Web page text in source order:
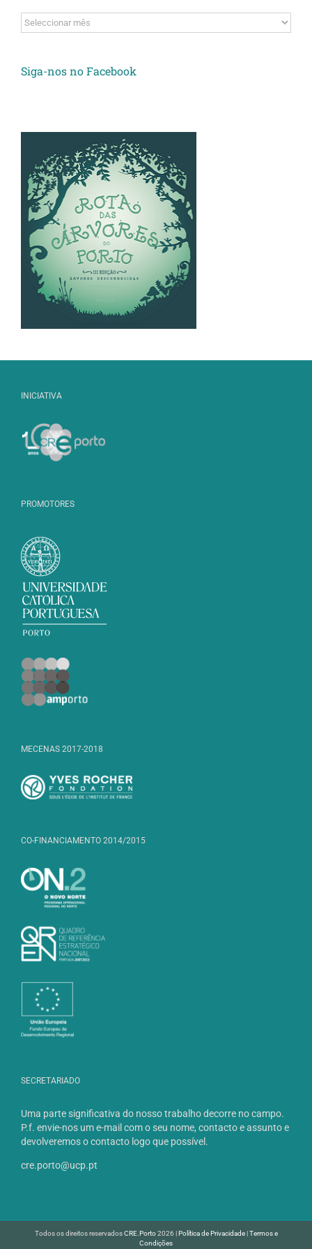
Arquivos
Siga-nos no Facebook
INICIATIVA
PROMOTORES
MECENAS 2017-2018
CO-FINANCIAMENTO 2014/2015
SECRETARIADO
Uma parte significativa do nosso trabalho decorre no campo.
P.f. envie-nos um e-mail com o seu nome, contacto e assunto e
devolveremos o contacto logo que possível.
cre.porto@ucp.pt
Todos os direitos reservadosCRE.Porto2026 |Política de Privacidade|Termos e
Condições